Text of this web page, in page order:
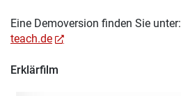
Eine Demoversion finden Sie unter:
teach.de
Erklärfilm